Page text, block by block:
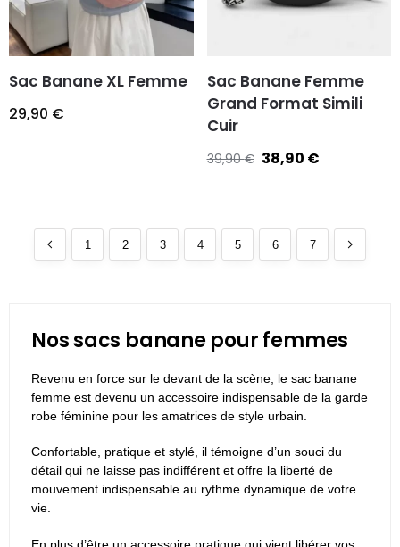
Sac Banane XL Femme
29,90 €
Sac Banane Femme
Grand Format Simili
Cuir
39,90€ 38,90 €
1 2 3 4 5 6 7
Nos sacs banane pour femmes
Revenu en force sur le devant de la scène, le sac banane
femme est devenu un accessoire indispensable de la garde
robe féminine pour les amatrices de style urbain.
Confortable, pratique et stylé, il témoigne d’un souci du
détail qui ne laisse pas indifférent et offre la liberté de
mouvement indispensable au rythme dynamique de votre
vie.